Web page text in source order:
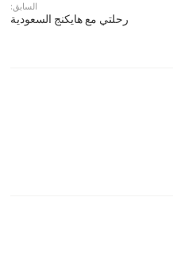
السابق:
رحلتي مع هايكنج السعودية